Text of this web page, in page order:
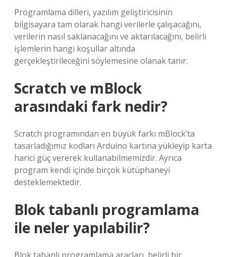
Programlama dilleri, yazılım geliştiricisinin
bilgisayara tam olarak hangi verilerle çalışacağını,
verilerin nasıl saklanacağını ve aktarılacağını, belirli
işlemlerin hangi koşullar altında
gerçekleştirileceğini söylemesine olanak tanır.
Scratch ve mBlock
arasındaki fark nedir?
Scratch programından en büyük farkı mBlock’ta
tasarladığımız kodları Arduino kartına yükleyip karta
harici güç vererek kullanabilmemizdir. Ayrıca
program kendi içinde birçok kütüphaneyi
desteklemektedir.
Blok tabanlı programlama
ile neler yapılabilir?